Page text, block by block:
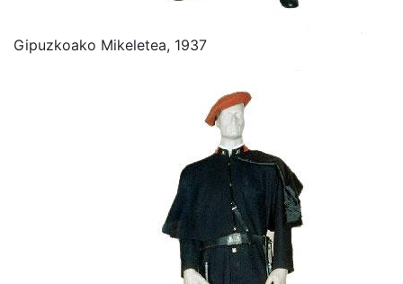
Gipuzkoako Mikeletea, 1937